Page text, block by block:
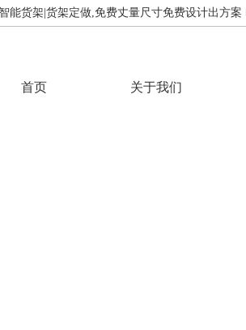
能货架|货架定做,免费丈量尺寸免费设计出方案
首页 关于我们